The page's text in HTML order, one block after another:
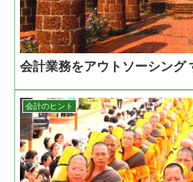
会計業務をアウトソーシング
会計のヒント